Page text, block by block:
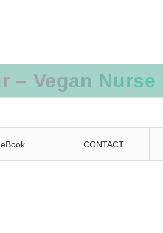
eBook CONTACT